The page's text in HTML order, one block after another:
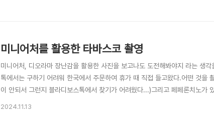
미니어처를 활용한 타바스코 촬영
미니어처, 디오라마 장난감을 활용한 사진을 보고나도 도전해봐야지 라는 생
톡에서는 구하기 어려워 한국에서 주문하여 휴가 때 직접 들고왔다.어떤 것
이 안되서 그런지 블라디보스톡에서 찾기가 어려웠다...)그리고 페페론치노
2024.11.13